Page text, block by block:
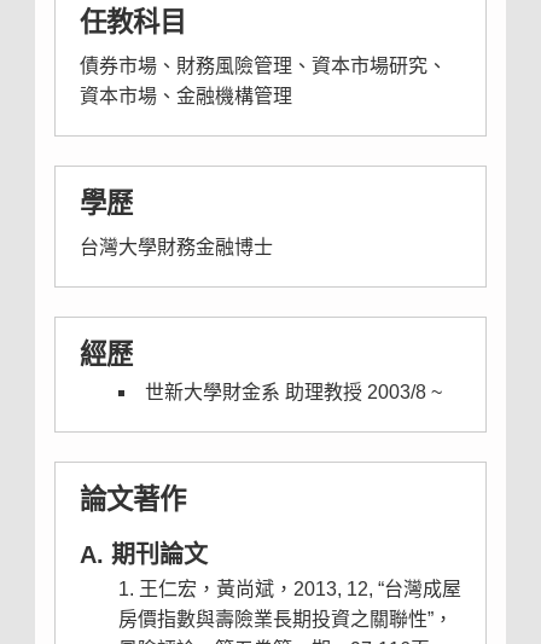
任教科目
債券市場、財務風險管理、資本市場研究、
資本市場、金融機構管理
學歷
台灣大學財務金融博士
經歷
世新大學財金系 助理教授 2003/8 ~
論文著作
A. 期刊論文
王仁宏，黃尚斌，2013, 12, “台灣成屋
房價指數與壽險業長期投資之關聯性”，